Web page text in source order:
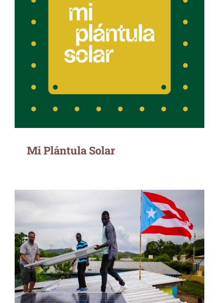
Mi Plántula Solar
Mi Plántula Solar
Casa Pueblo: de batey a batey en la
República Dominicana